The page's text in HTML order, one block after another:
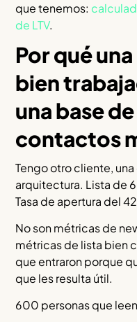
que tenemos:
de LTV.
Por qué
bien
una base
contactos
Tengo otro cliente,
arquitectura. Lista de
Tasa de apertura del
No son métricas de
métricas de lista bien
que entraron porque
que les resulta útil.
600 personas que